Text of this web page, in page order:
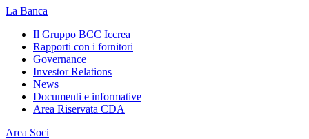
La Banca
Il Gruppo BCC Iccrea
Rapporti con i fornitori
Governance
Investor Relations
News
Documenti e informative
Area Riservata CDA
Area Soci